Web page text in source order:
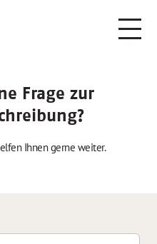
Frage zur
Ihnen gerne weiter.